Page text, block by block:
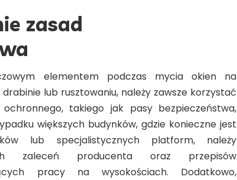
zasad
elementem podczas mycia okien na
lub rusztowaniu, należy zawsze korzystać
takiego jak pasy bezpieczeństwa,
większych budynków, gdzie konieczne jest
lub specjalistycznych platform, należy
zaleceń producenta oraz przepisów
pracy na wysokościach. Dodatkowo,